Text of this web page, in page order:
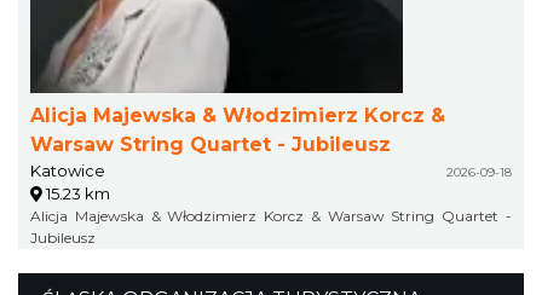
Alicja Majewska & Włodzimierz Korcz &
Warsaw String Quartet - Jubileusz
Katowice 2026-09-18
15.23 km
Alicja Majewska & Włodzimierz Korcz & Warsaw String Quartet -
Jubileusz